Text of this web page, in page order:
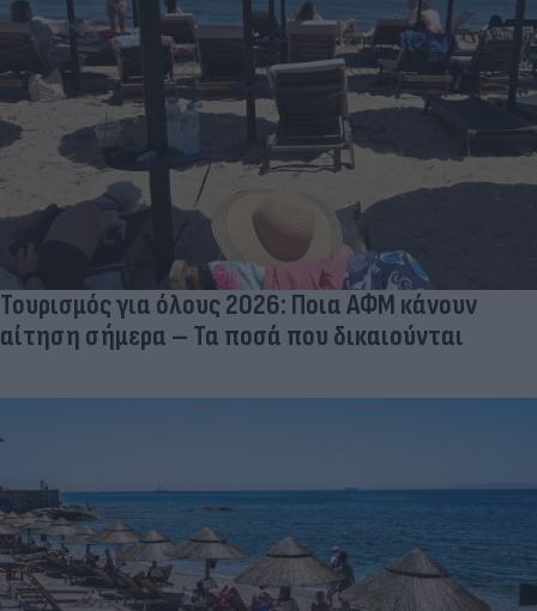
Τουρισμός για όλους 2026: Ποια ΑΦΜ κάνουν
αίτηση σήμερα – Τα ποσά που δικαιούνται